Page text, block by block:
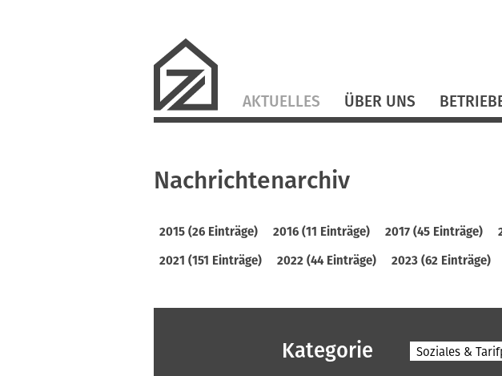
überspringen
AKTUELLES ÜBER UNS
Nachrichtenarchiv
2015 (26 Einträge) 2016 (11 Einträge) 2017 (45 Einträge)
2021 (151 Einträge)
2022 (44 Einträge) 2023 (62 Einträge)
Kategorie Soziales &